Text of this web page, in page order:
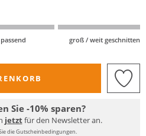
passend groß / weit geschnitten
Sie -10% sparen?
jetztfür den Newsletter an.
die Gutscheinbedingungen.